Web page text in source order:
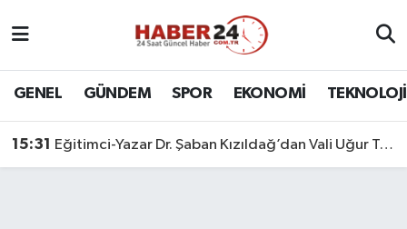
GENEL GÜNDEM SPOR EKONOMİ TEKNOLOJİ
15:31 Eğitimci-Yazar Dr. Şaban Kızıldağ’dan Vali Uğur Turan’a Ziyaret
Nöbetçi Eczaneler